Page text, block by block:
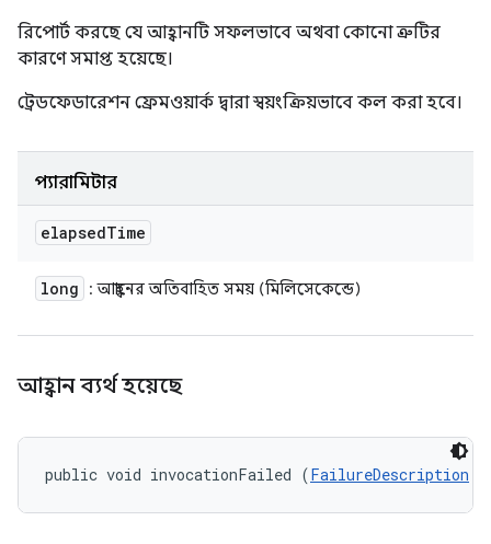
রিপোর্ট করছে যে আহ্বানটি সফলভাবে অথবা কোনো ত্রুটির
কারণে সমাপ্ত হয়েছে।
ট্রেডফেডারেশন ফ্রেমওয়ার্ক দ্বারা স্বয়ংক্রিয়ভাবে কল করা হবে।
প্যারামিটার
elapsedTime
long : আহ্বানের অতিবাহিত সময় (মিলিসেকেন্ডে)
আহ্বান ব্যর্থ হয়েছে
public void invocationFailed (FailureDescription